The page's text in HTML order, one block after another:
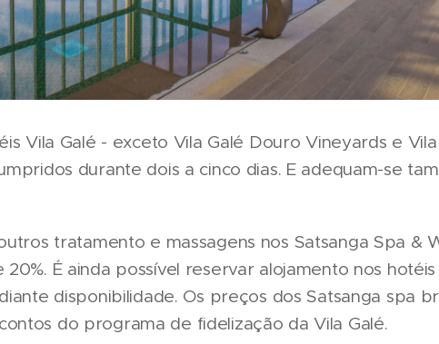
Vila Galé - exceto Vila Galé Douro Vineyards e Vila
durante dois a cinco dias. E adequam-se
tratamento e massagens nos Satsanga Spa &
É ainda possível reservar alojamento nos hotéis
disponibilidade. Os preços dos Satsanga spa
do programa de fidelização da Vila Galé.